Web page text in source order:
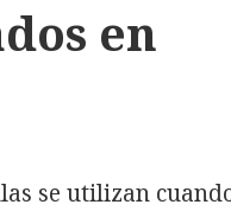
en
se utilizan